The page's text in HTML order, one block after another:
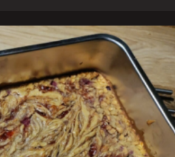
na
rowerze